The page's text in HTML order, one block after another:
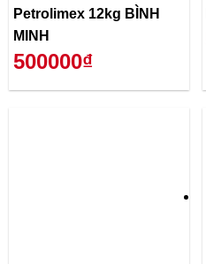
Petrolimex 12kg BÌNH
MINH
500000₫